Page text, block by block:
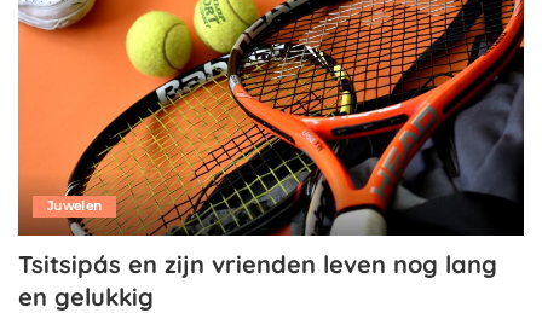
Juwelen
Tsitsipás en zijn vrienden leven nog lang
en gelukkig